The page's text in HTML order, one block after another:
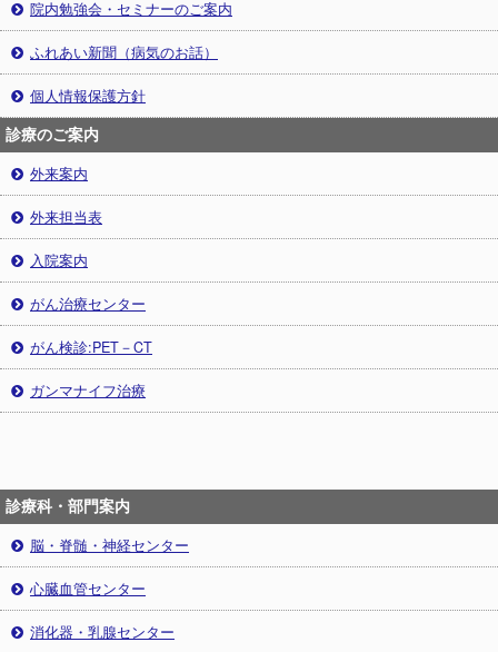
院内勉強会・セミナーのご案内
ふれあい新聞（病気のお話）
個人情報保護方針
診療のご案内
外来案内
外来担当表
入院案内
がん治療センター
がん検診:PET－CT
ガンマナイフ治療
診療科・部門案内
脳・脊髄・神経センター
心臓血管センター
消化器・乳腺センター